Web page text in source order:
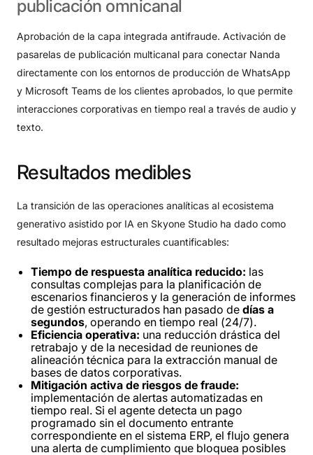
publicación omnicanal
Aprobación de la capa integrada antifraude. Activación de
pasarelas de publicación multicanal para conectar Nanda
directamente con los entornos de producción de WhatsApp
y Microsoft Teams de los clientes aprobados, lo que permite
interacciones corporativas en tiempo real a través de audio y
texto.
Resultados medibles
La transición de las operaciones analíticas al ecosistema
generativo asistido por IA en Skyone Studio ha dado como
resultado mejoras estructurales cuantificables:
Tiempo de respuesta analítica reducido: las
consultas complejas para la planificación de
escenarios financieros y la generación de informes
de gestión estructurados han pasado de días a
segundos, operando en tiempo real (24/7).
Eficiencia operativa: una reducción drástica del
retrabajo y de la necesidad de reuniones de
alineación técnica para la extracción manual de
bases de datos corporativas.
Mitigación activa de riesgos de fraude:
implementación de alertas automatizadas en
tiempo real. Si el agente detecta un pago
programado sin el documento entrante
correspondiente en el sistema ERP, el flujo genera
una alerta de cumplimiento que bloquea posibles